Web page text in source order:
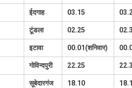
ईदगाह 03.15
टूंडला 02.25
इटावा 00.01(शनिवार)
गोविन्दपुरी 22.25
सूबेदारगंज 18.10